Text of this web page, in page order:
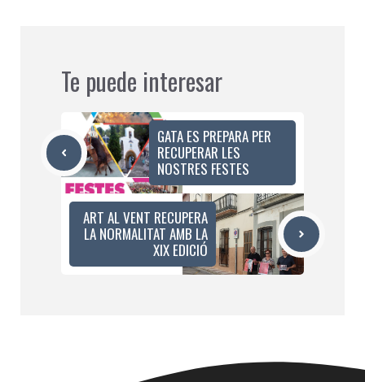
Te puede interesar
GATA ES PREPARA PER
RECUPERAR LES
NOSTRES FESTES
ART AL VENT RECUPERA
LA NORMALITAT AMB LA
XIX EDICIÓ